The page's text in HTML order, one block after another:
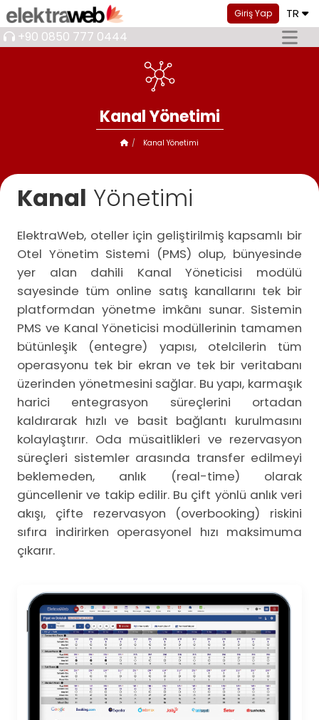
Giriş Yap TR
+90 0850 777 0444
Kanal Yönetimi
Kanal Yönetimi
Kanal Yönetimi
ElektraWeb, oteller için geliştirilmiş kapsamlı bir
Otel Yönetim Sistemi (PMS) olup, bünyesinde
yer alan dahili Kanal Yöneticisi modülü
sayesinde tüm online satış kanallarını tek bir
platformdan yönetme imkânı sunar. Sistemin
PMS ve Kanal Yöneticisi modüllerinin tamamen
bütünleşik (entegre) yapısı, otelcilerin tüm
operasyonu tek bir ekran ve tek bir veritabanı
üzerinden yönetmesini sağlar. Bu yapı, karmaşık
harici entegrasyon süreçlerini ortadan
kaldırarak hızlı ve basit bağlantı kurulmasını
kolaylaştırır. Oda müsaitlikleri ve rezervasyon
süreçleri sistemler arasında transfer edilmeyi
beklemeden, anlık (real-time) olarak
güncellenir ve takip edilir. Bu çift yönlü anlık veri
akışı, çifte rezervasyon (overbooking) riskini
sıfıra indirirken operasyonel hızı maksimuma
çıkarır.